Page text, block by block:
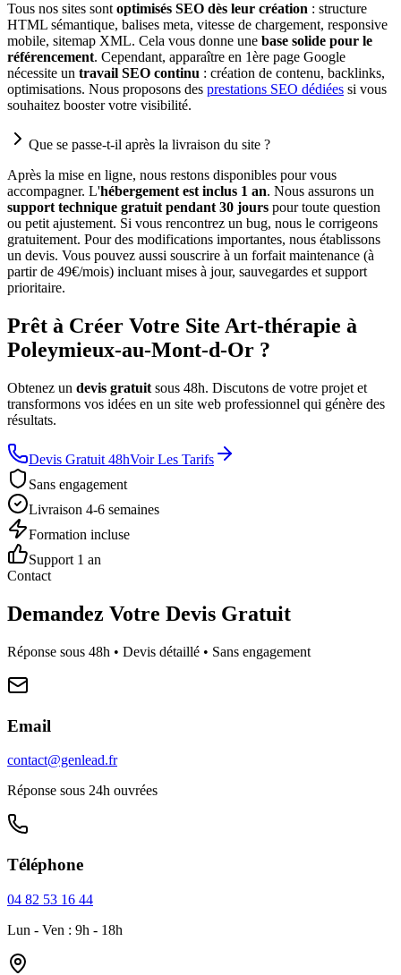
Tous nos sites sont optimisés SEO dès leur création : structure
HTML sémantique, balises meta, vitesse de chargement, responsive
mobile, sitemap XML. Cela vous donne une base solide pour le
référencement. Cependant, apparaître en 1ère page Google
nécessite un travail SEO continu : création de contenu, backlinks,
optimisations. Nous proposons des prestations SEO dédiées si vous
souhaitez booster votre visibilité.
Que se passe-t-il après la livraison du site ?
Après la mise en ligne, nous restons disponibles pour vous
accompagner. L'hébergement est inclus 1 an. Nous assurons un
support technique gratuit pendant 30 jours pour toute question
ou petit ajustement. Si vous rencontrez un bug, nous le corrigeons
gratuitement. Pour des modifications importantes, nous établissons
un devis. Vous pouvez aussi souscrire à un forfait maintenance (à
partir de 49€/mois) incluant mises à jour, sauvegardes et support
prioritaire.
Prêt à Créer Votre Site Art-thérapie à
Poleymieux-au-Mont-d-Or ?
Obtenez un devis gratuit sous 48h. Discutons de votre projet et
transformons vos idées en un site web professionnel qui génère des
résultats.
Devis Gratuit 48hVoir Les Tarifs
Sans engagement
Livraison 4-6 semaines
Formation incluse
Support 1 an
Contact
Demandez Votre Devis Gratuit
Réponse sous 48h • Devis détaillé • Sans engagement
Email
contact@genlead.fr
Réponse sous 24h ouvrées
Téléphone
04 82 53 16 44
Lun - Ven : 9h - 18h